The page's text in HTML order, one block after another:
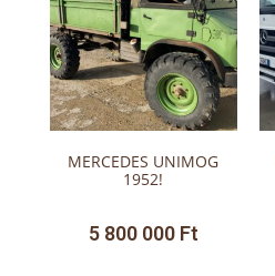
MERCEDES UNIMOG
1952!
5 800 000 Ft